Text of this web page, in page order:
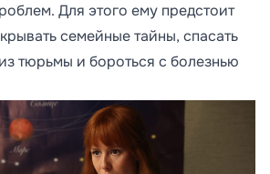
Для этого ему предстоит
семейные тайны, спасать
тюрьмы и бороться с болезнью